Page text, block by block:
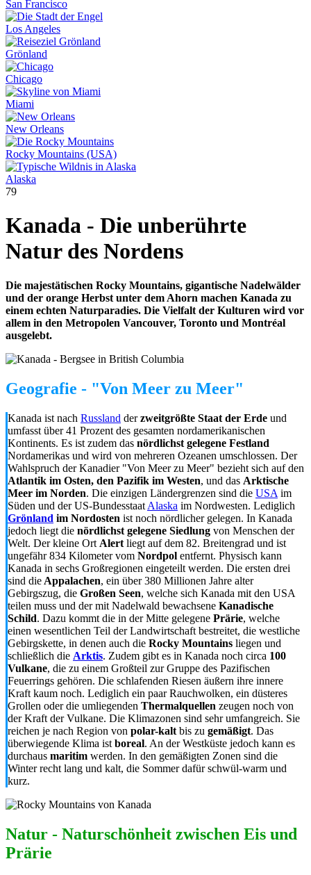
San Francisco
Los Angeles
Grönland
Chicago
Miami
New Orleans
Rocky Mountains (USA)
Alaska
79
Kanada - Die unberührte
Natur des Nordens
Die majestätischen Rocky Mountains, gigantische Nadelwälder
und der orange Herbst unter dem Ahorn machen Kanada zu
einem echten Naturparadies. Die Vielfalt der Kulturen wird vor
allem in den Metropolen Vancouver, Toronto und Montréal
ausgelebt.
Geografie - "Von Meer zu Meer"
Kanada ist nach Russland derzweitgrößte Staat der Erde und
umfasst über 41 Prozent des gesamten nordamerikanischen
Kontinents. Es ist zudem das nördlichst gelegene Festland
Nordamerikas und wird von mehreren Ozeanen umschlossen. Der
Wahlspruch der Kanadier "Von Meer zu Meer" bezieht sich auf den
Atlantik im Osten, den Pazifik im Westen, und das Arktische
Meer im Norden. Die einzigen Ländergrenzen sind die USA im
Süden und der US-Bundesstaat Alaska im Nordwesten. Lediglich
Grönland im Nordosten ist noch nördlicher gelegen. In Kanada
jedoch liegt die nördlichst gelegene Siedlung von Menschen der
Welt. Der kleine Ort Alert liegt auf dem 82. Breitengrad und ist
ungefähr 834 Kilometer vom Nordpol entfernt. Physisch kann
Kanada in sechs Großregionen eingeteilt werden. Die ersten drei
sind die Appalachen, ein über 380 Millionen Jahre alter
Gebirgszug, die Großen Seen, welche sich Kanada mit den USA
teilen muss und der mit Nadelwald bewachsene Kanadische
Schild. Dazu kommt die in der Mitte gelegene Prärie, welche
einen wesentlichen Teil der Landwirtschaft bestreitet, die westliche
Gebirgskette, in denen auch die Rocky Mountains liegen und
schließlich die Arktis. Zudem gibt es in Kanada noch circa 100
Vulkane, die zu einem Großteil zur Gruppe des Pazifischen
Feuerrings gehören. Die schlafenden Riesen äußern ihre innere
Kraft kaum noch. Lediglich ein paar Rauchwolken, ein düsteres
Grollen oder die umliegenden Thermalquellen zeugen noch von
der Kraft der Vulkane. Die Klimazonen sind sehr umfangreich. Sie
reichen je nach Region von polar-kalt bis zu gemäßigt. Das
überwiegende Klima ist boreal. An der Westküste jedoch kann es
durchaus maritim werden. In den gemäßigten Zonen sind die
Winter recht lang und kalt, die Sommer dafür schwül-warm und
kurz.
Natur - Naturschönheit zwischen Eis und
Prärie